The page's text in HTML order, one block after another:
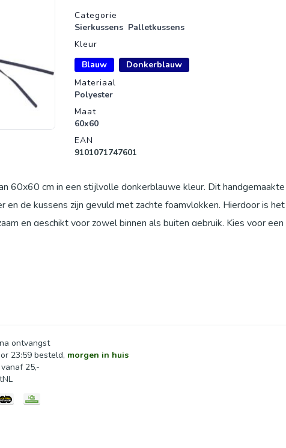
Productgegevens
Categorie
Sierkussens Palletkussens
Kleur
Blauw
Donkerblauw
Materiaal
Polyester
Maat
60x60
EAN
9101071747601
60x60 cm in een stijlvolle donkerblauwe kleur. Dit handgemaakte
de kussens zijn gevuld met zachte foamvlokken. Hierdoor is het
en geschikt voor zowel binnen als buiten gebruik. Kies voor een
geschenk, ideaal voor een hoekbank. Neem bij vragen contact met
ontvangst
23:59 besteld, morgen in huis
25,-